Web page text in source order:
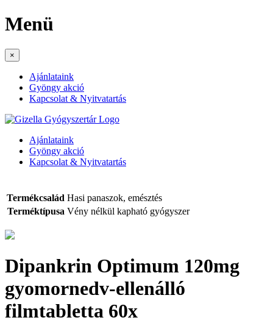
Menü
×
Ajánlataink
Gyöngy akció
Kapcsolat & Nyitvatartás
Ajánlataink
Gyöngy akció
Kapcsolat & Nyitvatartás
Termékcsalád Hasi panaszok, emésztés
Terméktípusa Vény nélkül kapható gyógyszer
Dipankrin Optimum 120mg
gyomornedv-ellenálló
filmtabletta 60x